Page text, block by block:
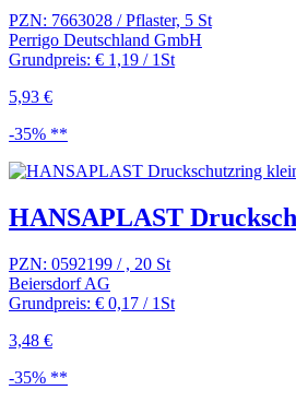
PZN: 7663028 / Pflaster, 5 St
Perrigo Deutschland GmbH
Grundpreis: € 1,19 / 1St
5,93 €
-35% **
HANSAPLAST
PZN: 0592199 / , 20 St
Beiersdorf AG
Grundpreis: € 0,17 / 1St
3,48 €
-35% **